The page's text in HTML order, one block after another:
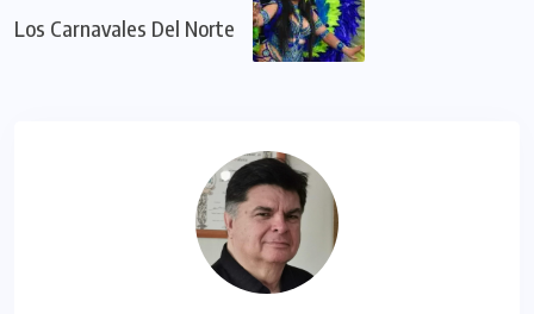
Los Carnavales Del Norte